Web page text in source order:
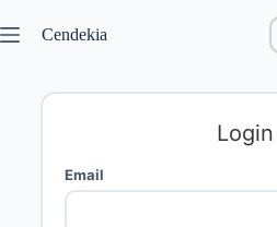
Cendekia
Login
Email